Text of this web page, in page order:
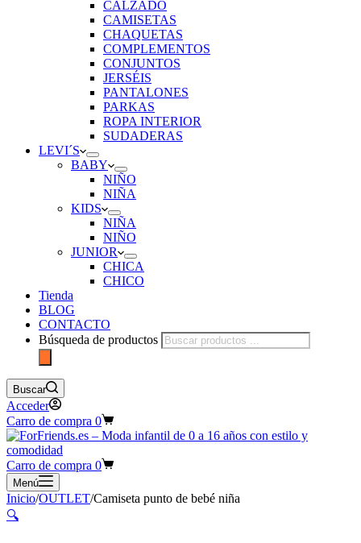
CALZADO
CAMISETAS
CHAQUETAS
COMPLEMENTOS
CONJUNTOS
JERSÉIS
PANTALONES
PARKAS
ROPA INTERIOR
SUDADERAS
LEVI´S
BABY
NIÑO
NIÑA
KIDS
NIÑA
NIÑO
JUNIOR
CHICA
CHICO
Tienda
BLOG
CONTACTO
Búsqueda de productos
Buscar
Acceder
Carro de compra 0
Carro de compra 0
Menú
Inicio/OUTLET/Camiseta punto de bebé niña
🔍